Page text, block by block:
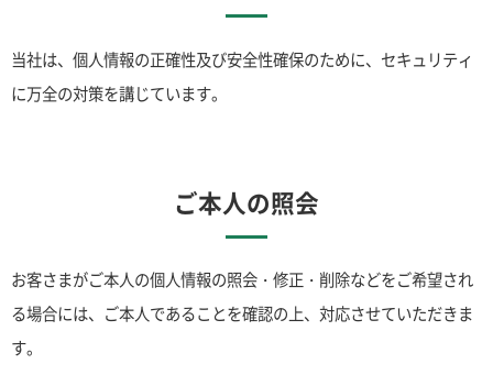
当社は、個人情報の正確性及び安全性確保のために、セキュリティ
に万全の対策を講じています。
ご本人の照会
お客さまがご本人の個人情報の照会・修正・削除などをご希望され
る場合には、ご本人であることを確認の上、対応させていただきま
す。